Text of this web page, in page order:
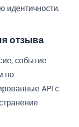
идентичности.
отзыва
событие
по
API с